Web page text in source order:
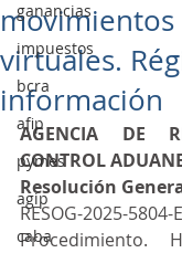
ganancias
impuestos
bcra
afip
pymes
agip
caba
movimientos
virtuales.
información
AGENCIA DE
CONTROL
Resolución
RESOG-2025-
Procedimiento.